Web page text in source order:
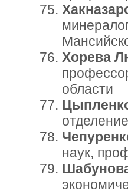
Хорева
области
отделение
наук,